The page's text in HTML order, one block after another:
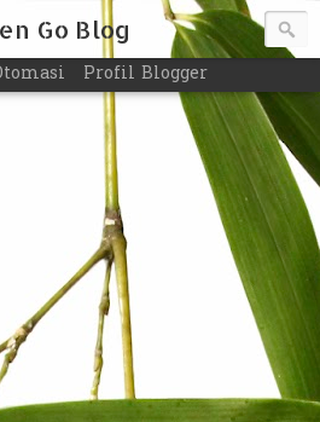
Go Blog
Profil Blogger